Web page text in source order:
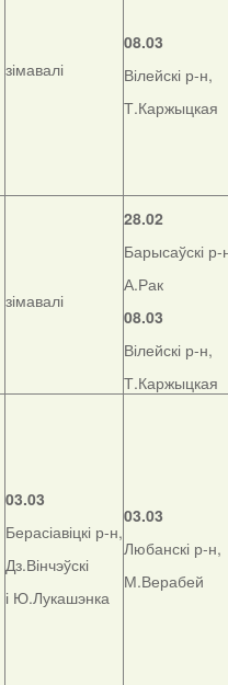
зімавалі
08.03
Вілейскі р-н,
Т.Каржыцкая
зімавалі
28.02
Барысаўскі р-
А.Рак
08.03
Вілейскі р-н,
Т.Каржыцкая
03.03
Берасіавіцкі р-н,
Дз.Вінчэўскі
і Ю.Лукашэнка
03.03
Любанскі р-н,
М.Верабей